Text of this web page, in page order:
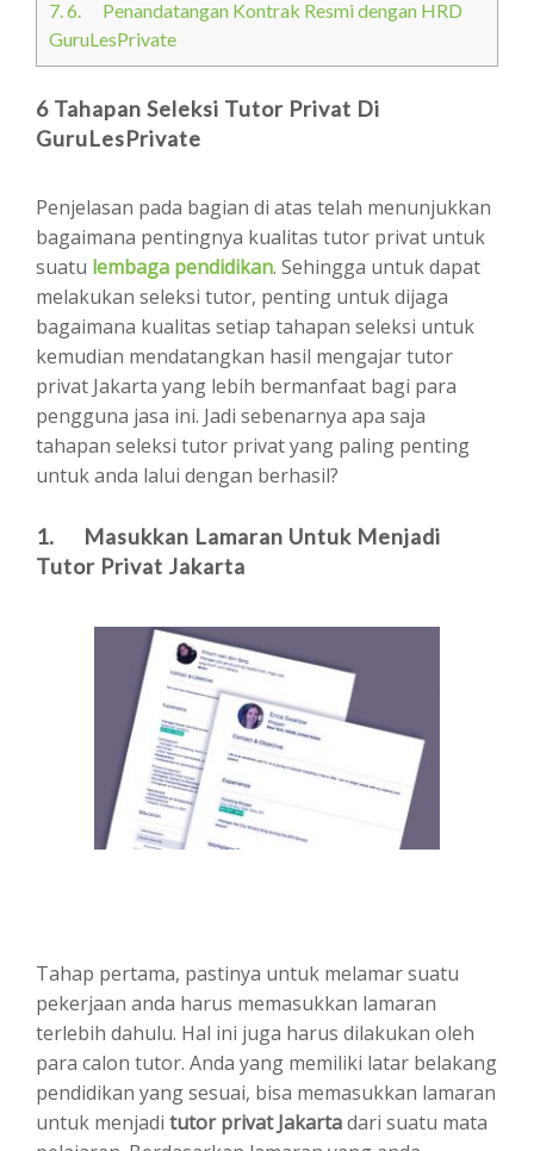
7.6. Penandatangan Kontrak Resmi dengan HRD
GuruLesPrivate
6 Tahapan Seleksi Tutor Privat Di
GuruLesPrivate
Penjelasan pada bagian di atas telah menunjukkan
bagaimana pentingnya kualitas tutor privat untuk
suatu lembaga pendidikan. Sehingga untuk dapat
melakukan seleksi tutor, penting untuk dijaga
bagaimana kualitas setiap tahapan seleksi untuk
kemudian mendatangkan hasil mengajar tutor
privat Jakarta yang lebih bermanfaat bagi para
pengguna jasa ini. Jadi sebenarnya apa saja
tahapan seleksi tutor privat yang paling penting
untuk anda lalui dengan berhasil?
1. Masukkan Lamaran Untuk Menjadi
Tutor Privat Jakarta
Tahap pertama, pastinya untuk melamar suatu
pekerjaan anda harus memasukkan lamaran
terlebih dahulu. Hal ini juga harus dilakukan oleh
para calon tutor. Anda yang memiliki latar belakang
pendidikan yang sesuai, bisa memasukkan lamaran
untuk menjadi tutor privat Jakartadari suatu mata